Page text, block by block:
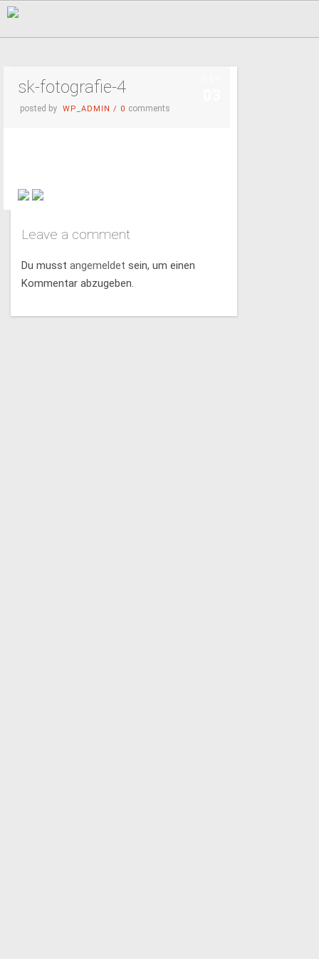
sk-fotografie-4
posted by WP_ADMIN / 0 comments
Leave a comment
Du musstangemeldet sein, um einen
Kommentar abzugeben.